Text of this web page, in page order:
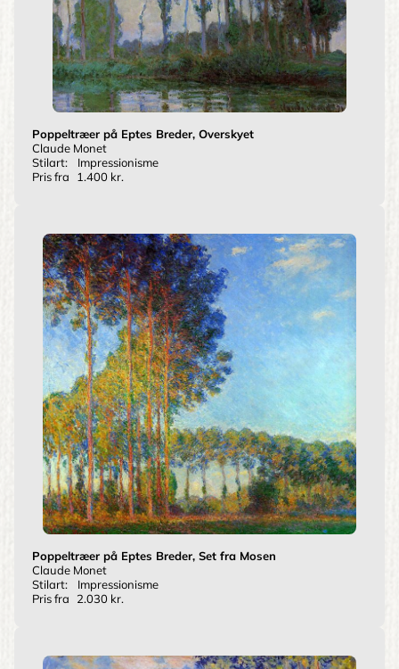
Poppeltræer på Eptes Breder, Overskyet
Claude Monet
Stilart:
Impressionisme
Pris fra
1.400 kr.
Poppeltræer på Eptes Breder, Set fra Mosen
Claude Monet
Stilart:
Impressionisme
Pris fra
2.030 kr.